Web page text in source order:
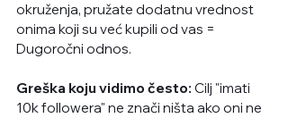
okruženja, pružate dodatnu vrednost
onima koji su već kupili od vas =
Dugoročni odnos.
Greška koju vidimo često: Cilj "imati
10k followera" ne znači ništa ako oni ne